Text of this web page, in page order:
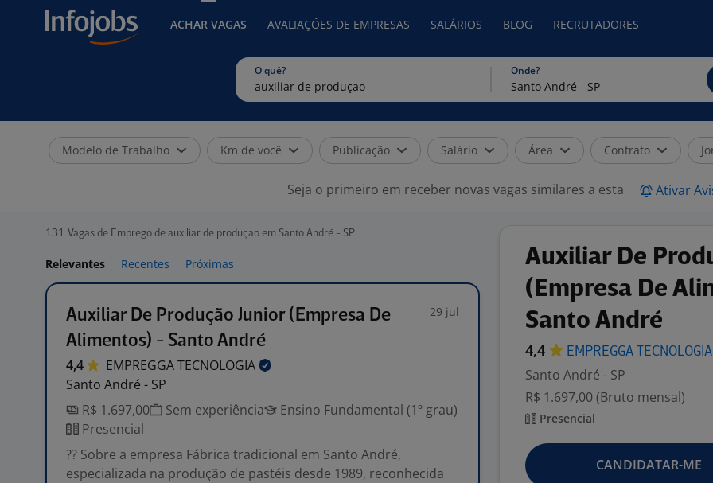
ACHAR VAGAS AVALIAÇÕES DE EMPRESAS SALÁRIOS BLOG RECRUTADORES
O quê? Onde?
Modelo de Trabalho Km de você Publicação Salário Área Contrato
Seja o primeiro em receber novas vagas similares a esta Ativar
131 Vagas de Emprego de auxiliar de produçao em Santo André - SP
Relevantes Recentes Próximas
Auxiliar De Produção Junior (Empresa De
Alimentos) - Santo André
29 jul
4,4 EMPREGGATECNOLOGIA
Santo André - SP
R$ 1.697,00
Sem experiência
Ensino Fundamental (1º grau)
Presencial
?? Sobre a empresa Fábrica tradicional em Santo André,
especializada na produção de pastéis desde 1989, reconhecida
Auxiliar De
(Empresa De
Santo André
4,4 EMPREGGA TECNOLOGIA
Santo André - SP
R$ 1.697,00 (Bruto mensal)
Presencial
CANDIDATAR-ME